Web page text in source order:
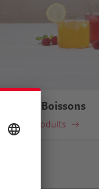
Quality Boissons
Vers les produits